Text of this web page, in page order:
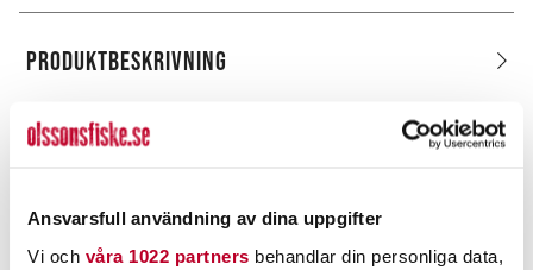
Ansvarsfull användning av dina uppgifter
Vi och våra 1022 partners behandlar din personliga data,
PRODUKTBESKRIVNING
POPULÄRT JUST NU